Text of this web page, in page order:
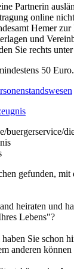
Partnerin
online
Hemer
und
Sie rechts
50 Euro.
buergerservice/
gefunden,
heiraten und
Lebens"?
Sie schon
anderen